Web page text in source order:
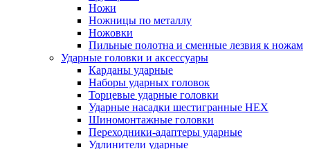
Ножи
Ножницы по металлу
Ножовки
Пильные полотна и сменные лезвия к ножам
Ударные головки и аксессуары
Карданы ударные
Наборы ударных головок
Торцевые ударные головки
Ударные насадки шестигранные HEX
Шиномонтажные головки
Переходники-адаптеры ударные
Удлинители ударные